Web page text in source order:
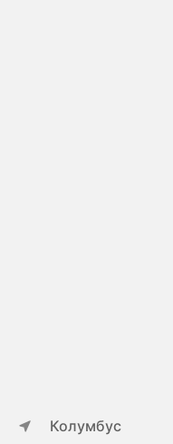
Колумбус